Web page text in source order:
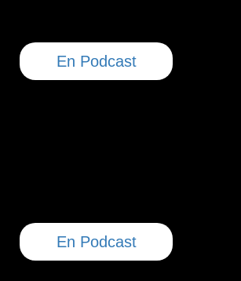
En Podcast
En Podcast